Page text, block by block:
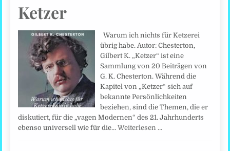
Ketzer
Warum ich nichts für Ketzerei
übrig habe. Autor: Chesterton,
Gilbert K. „Ketzer“ ist eine
Sammlung von 20 Beiträgen von
G. K. Chesterton. Während die
Kapitel von „Ketzer“ sich auf
bekannte Persönlichkeiten
beziehen, sind die Themen, die er
diskutiert, für die „vagen Modernen“ des 21. Jahrhunderts
ebenso universell wie für die…Weiterlesen …